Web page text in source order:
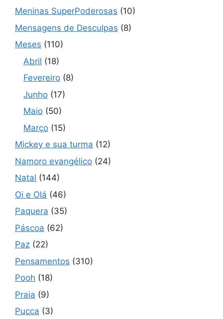
Meninas SuperPoderosas (10)
Mensagens de Desculpas (8)
Meses (110)
Abril (18)
Fevereiro (8)
Junho (17)
Maio (50)
Março (15)
Mickey e sua turma (12)
Namoro evangélico (24)
Natal (144)
Oi e Olá (46)
Paquera (35)
Páscoa (62)
Paz (22)
Pensamentos (310)
Pooh (18)
Praia (9)
Pucca (3)